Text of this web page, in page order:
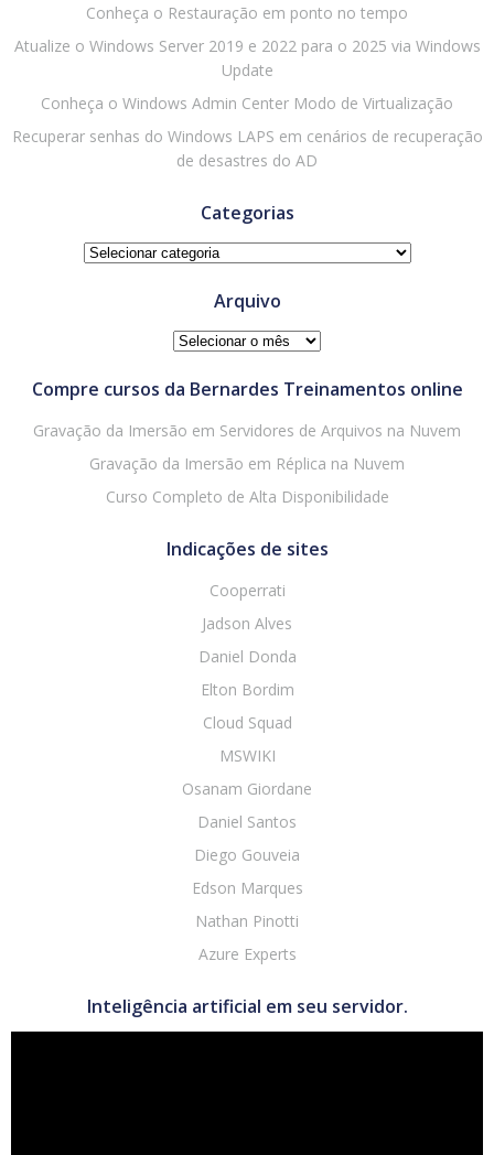
Conheça o Restauração em ponto no tempo
Atualize o Windows Server 2019 e 2022 para o 2025 via Windows
Update
Conheça o Windows Admin Center Modo de Virtualização
Recuperar senhas do Windows LAPS em cenários de recuperação
de desastres do AD
Categorias
Categorias
Arquivo
Arquivo
Compre cursos da Bernardes Treinamentos online
Gravação da Imersão em Servidores de Arquivos na Nuvem
Gravação da Imersão em Réplica na Nuvem
Curso Completo de Alta Disponibilidade
Indicações de sites
Cooperrati
Jadson Alves
Daniel Donda
Elton Bordim
Cloud Squad
MSWIKI
Osanam Giordane
Daniel Santos
Diego Gouveia
Edson Marques
Nathan Pinotti
Azure Experts
Inteligência artificial em seu servidor.